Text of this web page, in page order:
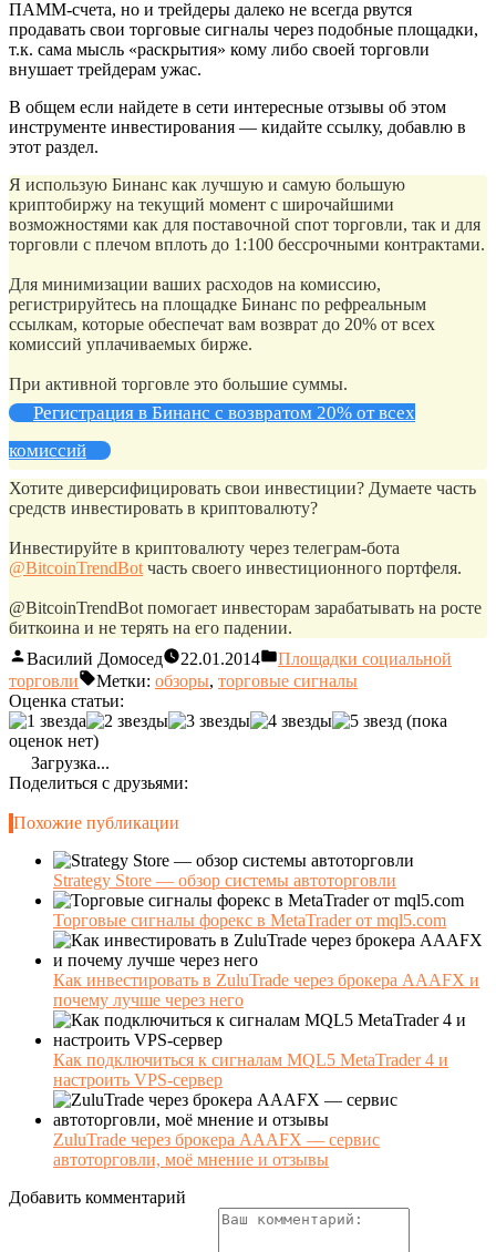
ПАММ-счета, но и трейдеры далеко не всегда рвутся
продавать свои торговые сигналы через подобные площадки,
т.к. сама мысль «раскрытия» кому либо своей торговли
внушает трейдерам ужас.
В общем если найдете в сети интересные отзывы об этом
инструменте инвестирования — кидайте ссылку, добавлю в
этот раздел.
Я использую Бинанс как лучшую и самую большую
криптобиржу на текущий момент с широчайшими
возможностями как для поставочной спот торговли, так и для
торговли с плечом вплоть до 1:100 бессрочными контрактами.
Для минимизации ваших расходов на комиссию,
регистрируйтесь на площадке Бинанс по рефреальным
ссылкам, которые обеспечат вам возврат до 20% от всех
комиссий уплачиваемых бирже.
При активной торговле это большие суммы.
Регистрация в Бинанс с возвратом 20% от всех
комиссий
Хотите диверсифицировать свои инвестиции? Думаете часть
средств инвестировать в криптовалюту?
Инвестируйте в криптовалюту через телеграм-бота
@BitcoinTrendBot часть своего инвестиционного портфеля.
@BitcoinTrendBot помогает инвесторам зарабатывать на росте
биткоина и не терять на его падении.
Василий Домосед
22.01.2014
Площадки социальной
торговли
Метки: обзоры, торговые сигналы
Оценка статьи:
(пока
оценок нет)
Загрузка...
Поделиться с друзьями:
Похожие публикации
Strategy Store — обзор системы автоторговли
Торговые сигналы форекс в MetaTrader от mql5.com
Как инвестировать в ZuluTrade через брокера AAAFX и
почему лучше через него
Как подключиться к сигналам MQL5 MetaTrader 4 и
настроить VPS-сервер
ZuluTrade через брокера AAAFX — сервис
автоторговли, моё мнение и отзывы
Добавить комментарий